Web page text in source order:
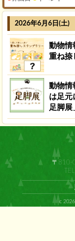
2026年6月6日(土)
動物情
重ね捺
動物情
は足
足脚展
〒810-
c